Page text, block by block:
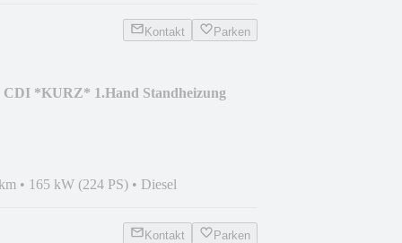
Kontakt Parken
CDI *KURZ* 1.Hand Standheizung
• 165 kW (224 PS) • Diesel
Kontakt Parken